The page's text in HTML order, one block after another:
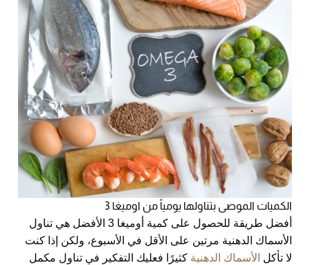
الكميات الموصى بتناولها يومياً من اوميغا 3
أفضل طريقة للحصول على كمية أوميغا 3 الأفضل هي تناول
الأسماك الدهنية مرتين على الأقل في الأسبوع، ولكن إذا كنت
لا تأكل الأسماك الدهنية كثيرًا فعليك التفكير في تناول مكمل